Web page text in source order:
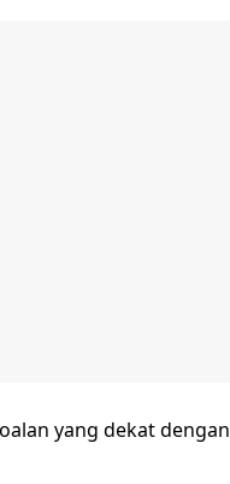
yang dekat dengan